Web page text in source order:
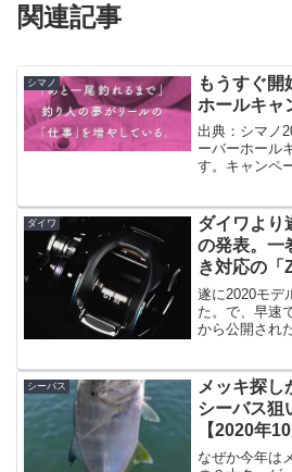
関連記事
シマノ
もうすぐ開
ホールキャ
出典：シマノ
ーバーホール
す。キャンペ
間中は申込み
グと時期を分
ダイワ
ダイワより
の発表。一
き対応の「
テン）」が
遂に2020モデ
た。で、早速
から公開され
た高級感のあ
スプールに確
シーバス
メッキ探し
シーバス狙
【2020年
なぜか今年は